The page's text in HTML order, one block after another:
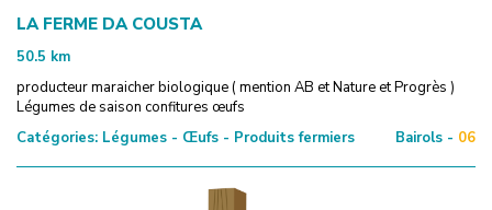
LA FERME DA COUSTA
50.5 km
producteur maraicher biologique ( mention AB et Nature et Progrès )
Légumes de saison confitures œufs
Catégories: Légumes - Œufs - Produits fermiers Bairols - 06